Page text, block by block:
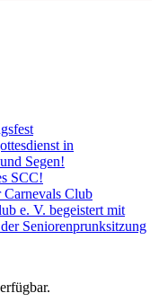
in
Segen!
SCC!
Club
e. V. begeistert mit
Seniorenprunksitzung